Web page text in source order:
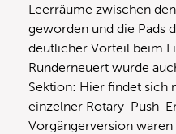
Leerräume zwischen
geworden und die Pads
deutlicher Vorteil beim
Runderneuert wurde
Sektion: Hier findet sich
einzelner Rotary-Push-
Vorgängerversion